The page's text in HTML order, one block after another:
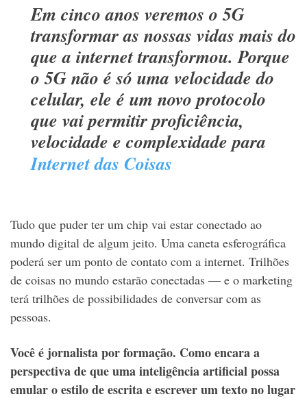
Em cinco anos veremos o 5G
transformar as nossas vidas mais do
que a internet transformou. Porque
o 5G não é só uma velocidade do
celular, ele é um novo protocolo
que vai permitir proficiência,
velocidade e complexidade para
Internet das Coisas
Tudo que puder ter um chip vai estar conectado ao
mundo digital de algum jeito. Uma caneta esferográfica
poderá ser um ponto de contato com a internet. Trilhões
de coisas no mundo estarão conectadas — e o marketing
terá trilhões de possibilidades de conversar com as
pessoas.
Você é jornalista por formação. Como encara a
perspectiva de que uma inteligência artificial possa
emular o estilo de escrita e escrever um texto no lugar